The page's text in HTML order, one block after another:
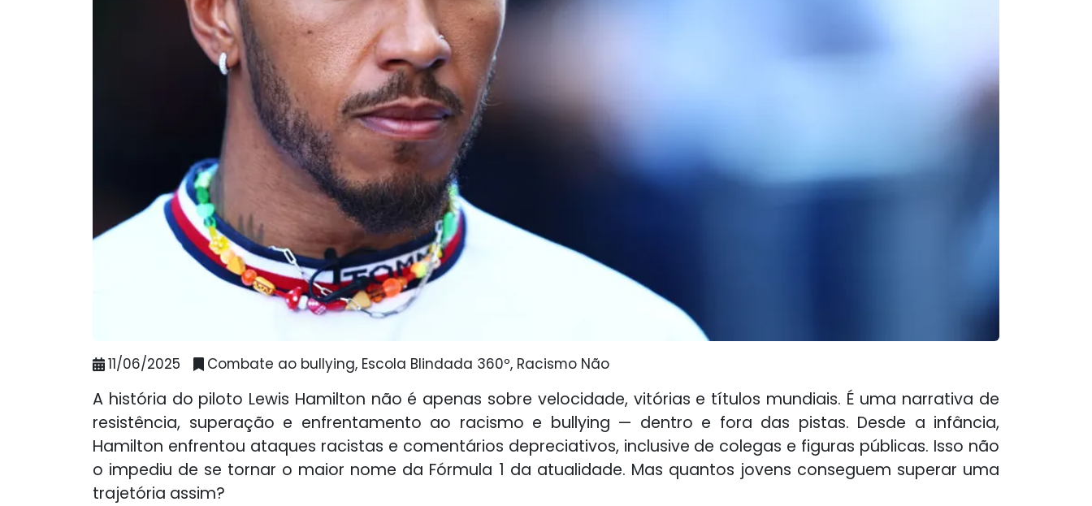
11/06/2025 Combate ao bullying, Escola Blindada 360º, Racismo Não
A história do piloto Lewis Hamilton não é apenas sobre velocidade, vitórias e títulos mundiais. É uma narrativa de
resistência, superação e enfrentamento ao racismo e bullying — dentro e fora das pistas. Desde a infância,
Hamilton enfrentou ataques racistas e comentários depreciativos, inclusive de colegas e figuras públicas. Isso não
o impediu de se tornar o maior nome da Fórmula 1 da atualidade. Mas quantos jovens conseguem superar uma
trajetória assim?